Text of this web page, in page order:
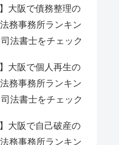
大阪で債務整理の
務事務所ランキン
法書士をチェック
大阪で個人再生の
務事務所ランキン
法書士をチェック
大阪で自己破産の
務事務所ランキン